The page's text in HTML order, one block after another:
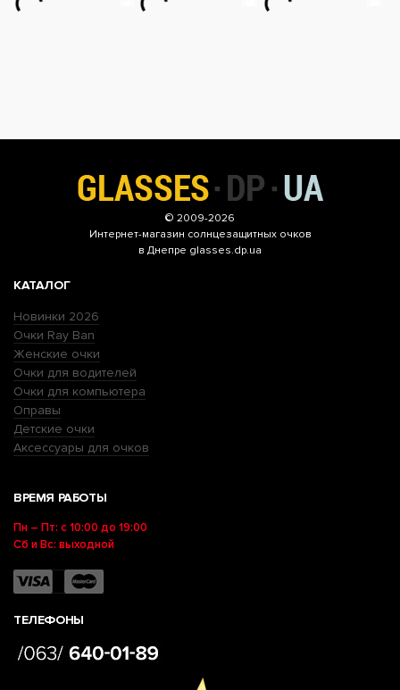
© 2009-2026
Интернет-магазин солнцезащитных очков
в Днепре glasses.dp.ua
КАТАЛОГ
Новинки 2026
Очки Ray Ban
Женские очки
Очки для водителей
Очки для компьютера
Оправы
Детские очки
Аксессуары для очков
ВРЕМЯ РАБОТЫ
Пн – Пт: с 10:00 до 19:00
Сб и Вс: выходной
ТЕЛЕФОНЫ